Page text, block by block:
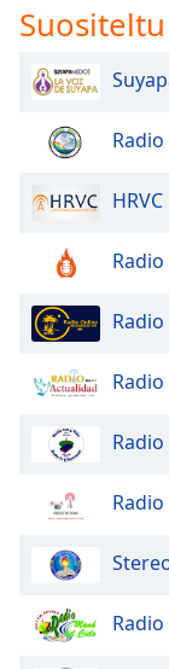
Suositeltu
Radio